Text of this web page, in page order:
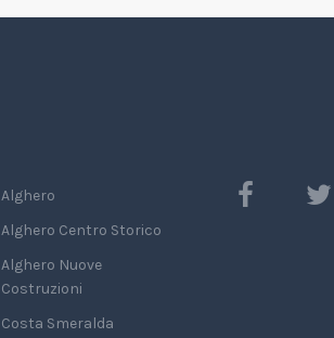
Alghero
Alghero Centro Storico
Alghero Nuove
Costruzioni
Costa Smeralda